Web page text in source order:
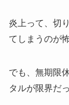
炎上って、切
てしまうのが
でも、無期限
タルが限界だ